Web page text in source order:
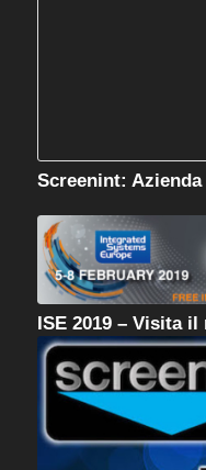
Screenint: Azienda
ISE 2019 – Visita